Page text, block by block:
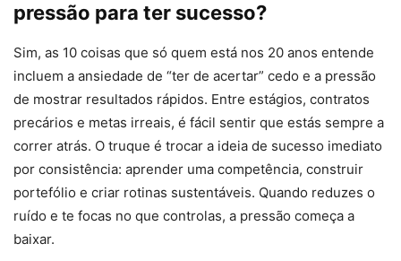
pressão para ter sucesso?
Sim, as 10 coisas que só quem está nos 20 anos entende
incluem a ansiedade de “ter de acertar” cedo e a pressão
de mostrar resultados rápidos. Entre estágios, contratos
precários e metas irreais, é fácil sentir que estás sempre a
correr atrás. O truque é trocar a ideia de sucesso imediato
por consistência: aprender uma competência, construir
portefólio e criar rotinas sustentáveis. Quando reduzes o
ruído e te focas no que controlas, a pressão começa a
baixar.